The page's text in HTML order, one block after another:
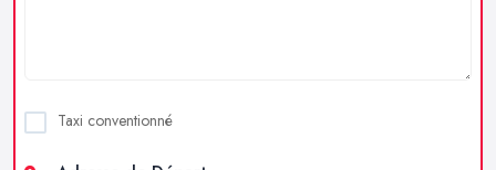
Taxi conventionné